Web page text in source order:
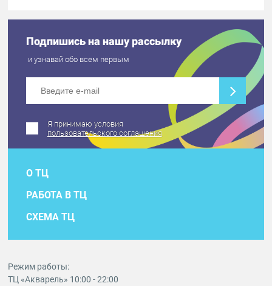
Подпишись на нашу рассылку
и узнавай обо всем первым
Я принимаю условия
пользовательского соглашения
О ТЦ
РАБОТА В ТЦ
СХЕМА ТЦ
Режим работы:
ТЦ «Акварель» 10:00 - 22:00